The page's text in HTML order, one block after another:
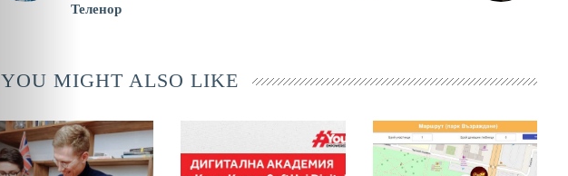
Теленор
YOU MIGHT ALSO LIKE